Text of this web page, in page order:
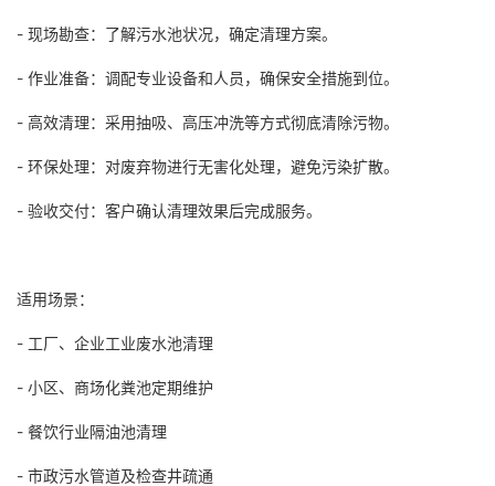
- 现场勘查：了解污水池状况，确定清理方案。
- 作业准备：调配专业设备和人员，确保安全措施到位。
- 高效清理：采用抽吸、高压冲洗等方式彻底清除污物。
- 环保处理：对废弃物进行无害化处理，避免污染扩散。
- 验收交付：客户确认清理效果后完成服务。
适用场景：
- 工厂、企业工业废水池清理
- 小区、商场化粪池定期维护
- 餐饮行业隔油池清理
- 市政污水管道及检查井疏通